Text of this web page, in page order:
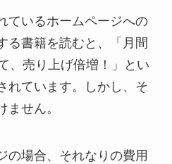
ているホームページへの
る書籍を読むと、「月間
、売り上げ倍増！」とい
れています。しかし、そ
せん。
の場合、それなりの費用